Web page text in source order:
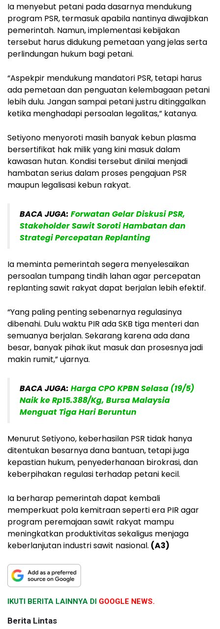
Ia menyebut petani pada dasarnya mendukung
program PSR, termasuk apabila nantinya diwajibkan
pemerintah. Namun, implementasi kebijakan
tersebut harus didukung pemetaan yang jelas serta
perlindungan hukum bagi petani.
“Aspekpir mendukung mandatori PSR, tetapi harus
ada pemetaan dan penguatan kelembagaan petani
lebih dulu. Jangan sampai petani justru ditinggalkan
ketika menghadapi persoalan legalitas,” katanya.
Setiyono menyoroti masih banyak kebun plasma
bersertifikat hak milik yang kini masuk dalam
kawasan hutan. Kondisi tersebut dinilai menjadi
hambatan serius dalam proses pengajuan PSR
maupun legalisasi kebun rakyat.
BACA JUGA: Forwatan Gelar Diskusi PSR,
Stakeholder Sawit Soroti Hambatan dan
Strategi Percepatan Replanting
Ia meminta pemerintah segera menyelesaikan
persoalan tumpang tindih lahan agar percepatan
replanting sawit rakyat dapat berjalan lebih efektif.
“Yang paling penting sebenarnya regulasinya
dibenahi. Dulu waktu PIR ada SKB tiga menteri dan
semuanya berjalan. Sekarang karena ada dana
besar, banyak pihak ikut masuk dan prosesnya jadi
makin rumit,” ujarnya.
BACA JUGA: Harga CPO KPBN Selasa (19/5)
Naik ke Rp15.388/Kg, Bursa Malaysia
Menguat Tiga Hari Beruntun
Menurut Setiyono, keberhasilan PSR tidak hanya
ditentukan besarnya dana bantuan, tetapi juga
kepastian hukum, penyederhanaan birokrasi, dan
keberpihakan regulasi terhadap petani kecil.
Ia berharap pemerintah dapat kembali
memperkuat pola kemitraan seperti era PIR agar
program peremajaan sawit rakyat mampu
meningkatkan produktivitas sekaligus menjaga
keberlanjutan industri sawit nasional. (A3)
IKUTI BERITA LAINNYA DI GOOGLE NEWS.
Berita Lintas